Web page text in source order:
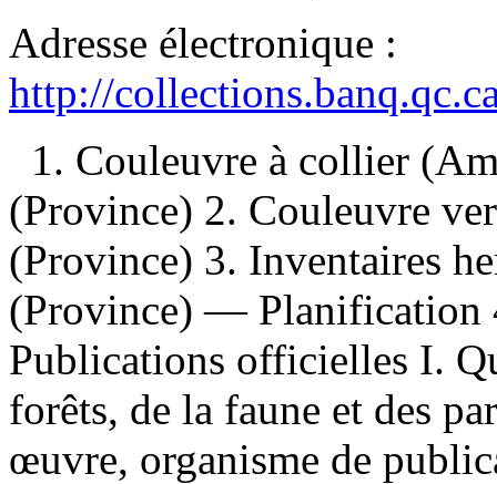
Adresse électronique :
http://
1. Couleuvre à collier
(Province) 2. Couleuvre
(Province) 3. Inventaires
(Province) — Planification
Publications officielles I.
forêts, de la faune et des
œuvre, organisme de